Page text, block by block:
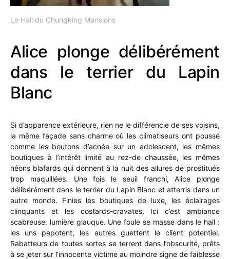
Le Hall du Chungking Mansions
Alice plonge délibérément
dans le terrier du Lapin
Blanc
Si d’apparence extérieure, rien ne le différencie de ses voisins,
la même façade sans charme où les climatiseurs ont poussé
comme les boutons d’acnée sur un adolescent, les mêmes
boutiques à l’intérêt limité au rez-de chaussée, les mêmes
néons blafards qui donnent à la nuit des allures de prostitués
trop maquillées. Une fois le seuil franchi, Alice plonge
délibérément dans le terrier du Lapin Blanc et atterris dans un
autre monde. Finies les boutiques de luxe, les éclairages
clinquants et les costards-cravates. Ici c’est ambiance
scabreuse, lumière glauque. Une foule se masse dans le hall :
les uns papotent, les autres guettent le client potentiel.
Rabatteurs de toutes sortes se terrent dans l’obscurité, prêts
à se jeter sur l’innocente victime au moindre signe de faiblesse